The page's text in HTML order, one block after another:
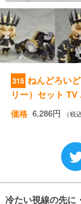
315 ねんどろい
リー）セット
価格 6,286円 （税
冷たい視線の先に